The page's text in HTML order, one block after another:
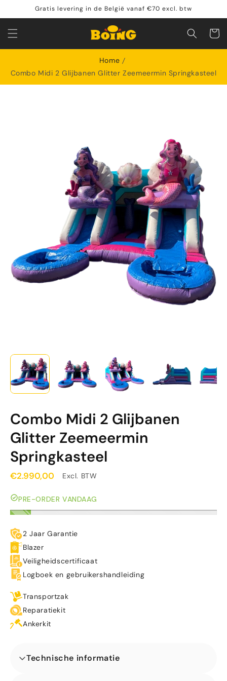
naar de
content
Gratis levering in de België vanaf €70 excl. btw
Home
Combo Midi 2 Glijbanen Glitter Zeemeermin Springkasteel
Combo Midi 2 Glijbanen
Glitter Zeemeermin
Springkasteel
€2.990,00 Excl. BTW
PRE-ORDER VANDAAG
2 Jaar Garantie
Blazer
Veiligheidscertificaat
Logboek en gebruikershandleiding
Transportzak
Reparatiekit
Ankerkit
Technische informatie